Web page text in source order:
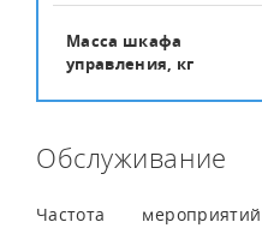
Масса шкафа
управления, кг
Обслуживание
Частота